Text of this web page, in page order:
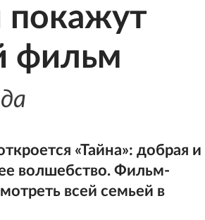
покажут
фильм
«Тайна»: добрая и
волшебство. Фильм-
всей семьей в